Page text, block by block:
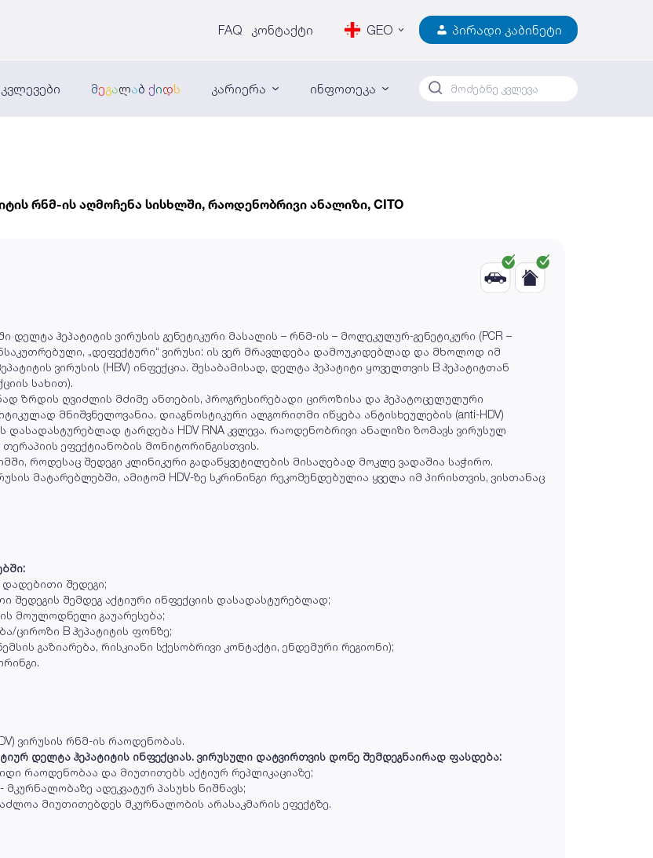
FAQ კონტაქტი GEO პირადი კაბინეტი
კვლევები მეგალაბ ქიდს კარიერა ინფოთეკა
რნმ-ის აღმოჩენა სისხლში, რაოდენობრივი ანალიზი, CITO
დელტა ჰეპატიტის ვირუსის გენეტიკური მასალის – რნმ-ის – მოლეკულურ-გენეტიკური (PCR –
„დეფექტური“ ვირუსი: ის ვერ მრავლდება დამოუკიდებლად და მხოლოდ იმ
ვირუსის (HBV) ინფექცია. შესაბამისად, დელტა ჰეპატიტი ყოველთვის B ჰეპატიტთან
სახით).
ზრდის ღვიძლის მძიმე ანთების, პროგრესირებადი ციროზისა და ჰეპატოცელულური
მნიშვნელოვანია. დიაგნოსტიკური ალგორითმი იწყება ანტისხეულების (anti-HDV)
ტარდება HDV RNA კვლევა. რაოდენობრივი ანალიზი ზომავს ვირუსულ
ეფექტიანობის მონიტორინგისთვის.
როდესაც შედეგი კლინიკური გადაწყვეტილების მისაღებად მოკლე ვადაშია საჭირო.
მატარებლებში, ამიტომ HDV-ზე სკრინინგი რეკომენდებულია ყველა იმ პირისთვის, ვისთანაც
დადებითი შედეგი;
შედეგის შემდეგ აქტიური ინფექციის დასადასტურებლად;
მოულოდნელი გაუარესება;
ციროზი B ჰეპატიტის ფონზე;
გაზიარება, რისკიანი სქესობრივი კონტაქტი, ენდემური რეგიონი);
ვირუსის რნმ-ის რაოდენობას.
დელტა ჰეპატიტის ინფექციას. ვირუსული დატვირთვის დონე შემდეგნაირად ფასდება:
რაოდენობაა და მიუთითებს აქტიურ რეპლიკაციაზე;
ადეკვატურ პასუხს ნიშნავს;
მიუთითებდეს მკურნალობის არასაკმარის ეფექტზე.